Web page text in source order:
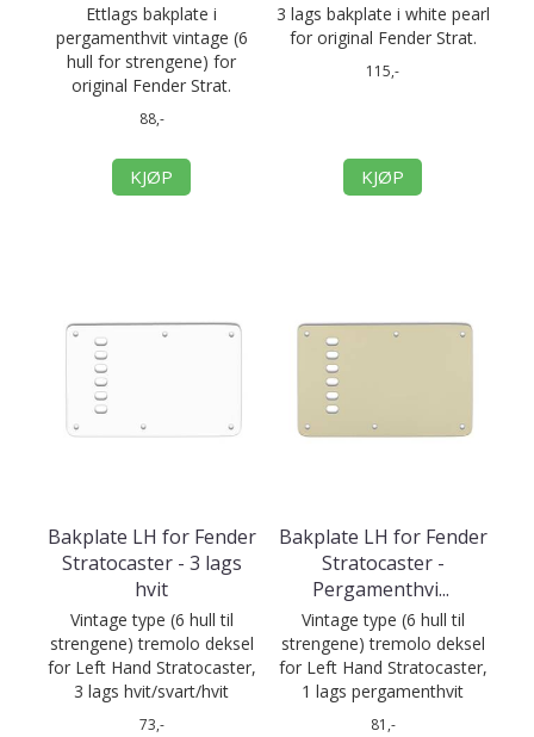
Ettlags bakplate i
pergamenthvit vintage (6
hull for strengene) for
original Fender Strat.
88,-
KJØP
3 lags bakplate i white pearl
for original Fender Strat.
115,-
KJØP
Bakplate LH for Fender
Stratocaster - 3 lags
hvit
Vintage type (6 hull til
strengene) tremolo deksel
for Left Hand Stratocaster,
3 lags hvit/svart/hvit
73,-
Bakplate LH for Fender
Stratocaster -
Pergamenthvi...
Vintage type (6 hull til
strengene) tremolo deksel
for Left Hand Stratocaster,
1 lags pergamenthvit
81,-